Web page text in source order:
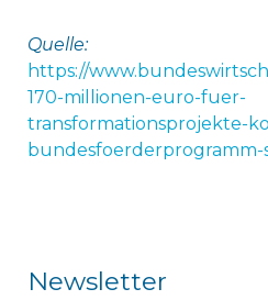
Quelle:
https://
170-millionen-euro-fuer-
transformationsprojekte-
bundesfoerderprogramm-
Newsletter